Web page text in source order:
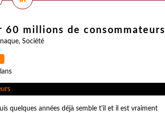
60 millions de consommateurs
, Société
quelques années déjà semble t'il et il est vraiment